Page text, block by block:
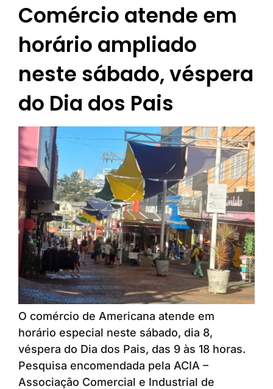
Comércio atende em
horário ampliado
neste sábado, véspera
do Dia dos Pais
O comércio de Americana atende em
horário especial neste sábado, dia 8,
véspera do Dia dos Pais, das 9 às 18 horas.
Pesquisa encomendada pela ACIA –
Associação Comercial e Industrial de